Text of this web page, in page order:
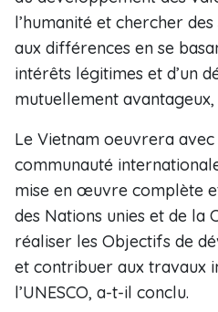
l’humanité et chercher
aux différences en se
intérêts légitimes et d’un
mutuellement
Le Vietnam oeuvrera
communauté
mise en œuvre complète
des Nations unies et de la
réaliser les Objectifs de
et contribuer aux travaux
l’UNESCO, a-t-il conclu.